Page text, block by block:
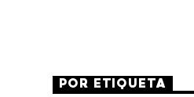
POR ETIQUETA